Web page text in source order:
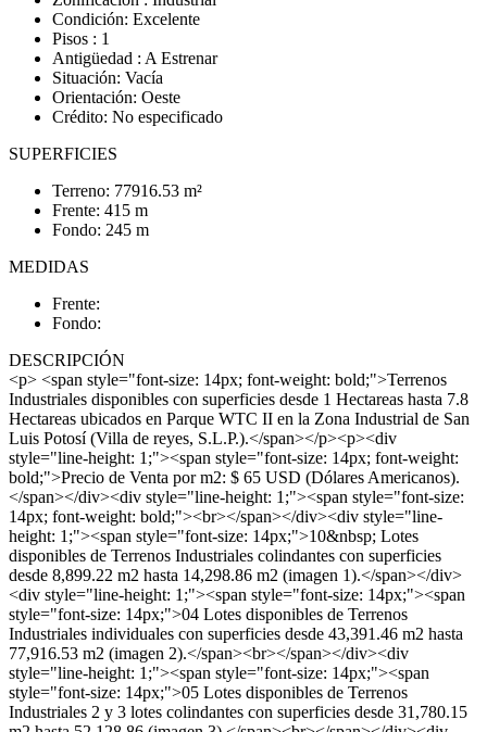
Condición: Excelente
Pisos : 1
Antigüedad : A Estrenar
Situación: Vacía
Orientación: Oeste
Crédito: No especificado
SUPERFICIES
Terreno: 77916.53 m²
Frente: 415 m
Fondo: 245 m
MEDIDAS
Frente:
Fondo:
DESCRIPCIÓN
<p> <span style="font-size: 14px; font-weight: bold;">Terrenos
Industriales disponibles con superficies desde 1 Hectareas hasta 7.8
Hectareas ubicados en Parque WTC II en la Zona Industrial de San
Luis Potosí (Villa de reyes, S.L.P.).</span></p><p><div
style="line-height: 1;"><span style="font-size: 14px; font-weight:
bold;">Precio de Venta por m2: $ 65 USD (Dólares Americanos).
</span></div><div style="line-height: 1;"><span style="font-size:
14px; font-weight: bold;"><br></span></div><div style="line-
height: 1;"><span style="font-size: 14px;">10&nbsp; Lotes
disponibles de Terrenos Industriales colindantes con superficies
desde 8,899.22 m2 hasta 14,298.86 m2 (imagen 1).</span></div>
<div style="line-height: 1;"><span style="font-size: 14px;"><span
style="font-size: 14px;">04 Lotes disponibles de Terrenos
Industriales individuales con superficies desde 43,391.46 m2 hasta
77,916.53 m2 (imagen 2).</span><br></span></div><div
style="line-height: 1;"><span style="font-size: 14px;"><span
style="font-size: 14px;">05 Lotes disponibles de Terrenos
Industriales 2 y 3 lotes colindantes con superficies desde 31,780.15